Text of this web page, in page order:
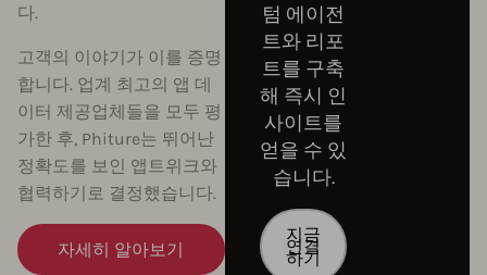
다.
고객의 이야기가 이를 증명
합니다. 업계 최고의 앱 데
이터 제공업체들을 모두 평
가한 후, Phiture는 뛰어난
정확도를 보인 앱트위크와
협력하기로 결정했습니다.
자세히 알아보기
텀 에이전
트와 리포
트를 구축
해 즉시 인
사이트를
얻을 수 있
습니다.
지금
연결
하기